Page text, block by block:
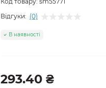
Відгуки: (0)
В наявності
293.40 ₴